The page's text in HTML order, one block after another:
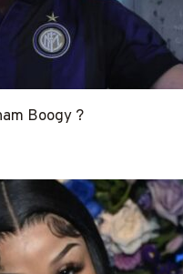
Boogy ?